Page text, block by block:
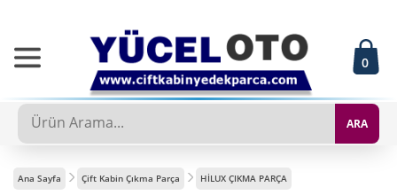
0
ARA
Ana Sayfa Çift Kabin Çıkma Parça HİLUX ÇIKMA PARÇA